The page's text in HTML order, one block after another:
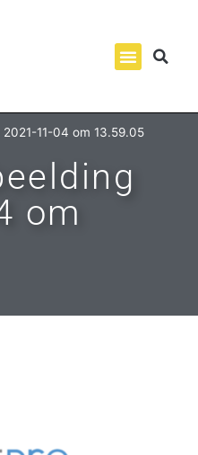
11-04 om 13.59.05
om